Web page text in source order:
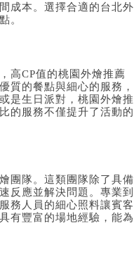
成本。選擇合適的台北外
。
高CP值的桃園外燴推薦
質的餐點與細心的服務，
是生日派對，桃園外燴推
的服務不僅提升了活動的
團隊。這類團隊除了具備
反應並解決問題。專業到
務人員的細心照料讓賓客
有豐富的場地經驗，能為